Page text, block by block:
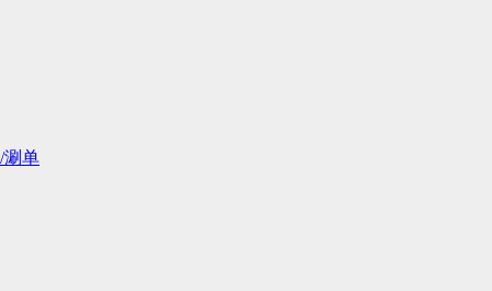
涮单